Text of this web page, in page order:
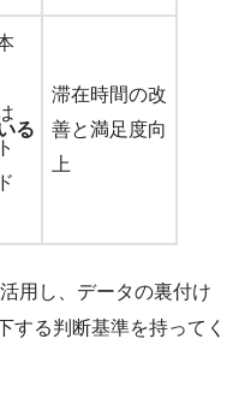
る
滞在時間の改
善と満足度向
上
用し、データの裏付け
する判断基準を持ってく